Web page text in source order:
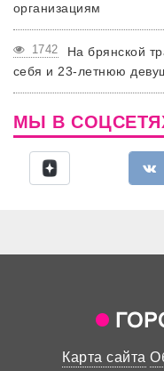
организациям
1742
На брянской
себя и 23-летнюю
МЫ В
Карта сайта